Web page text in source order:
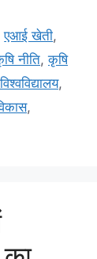
एआई खेती,
नीति,कृषि
,
,